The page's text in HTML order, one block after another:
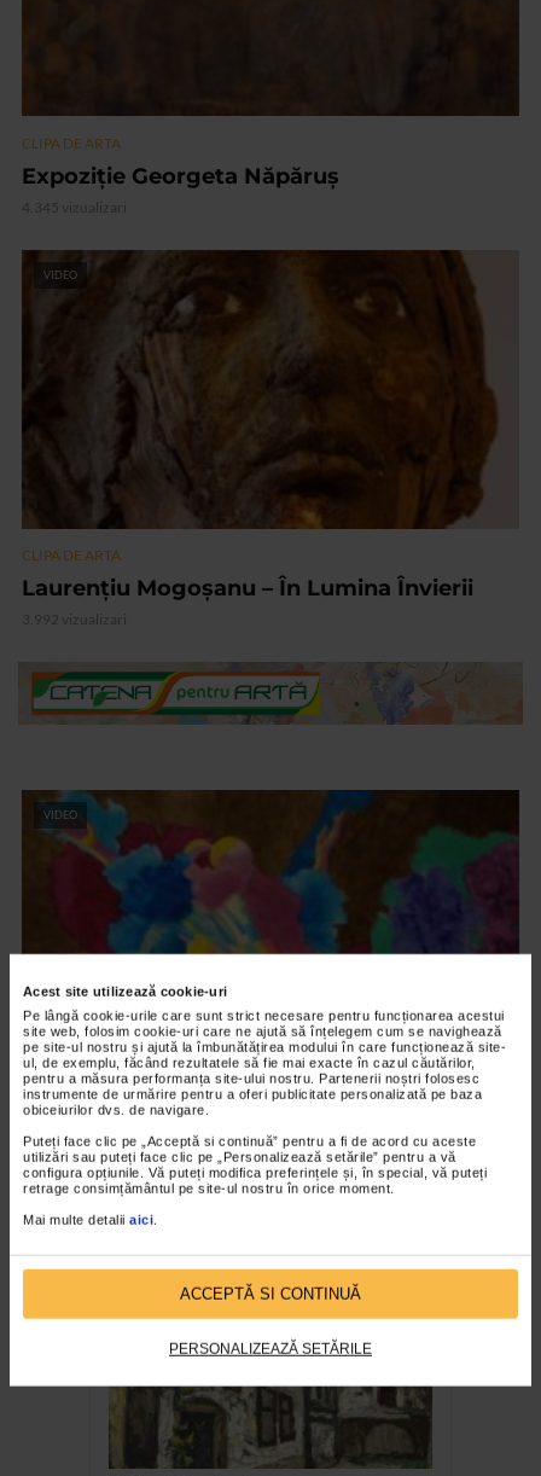
Acest site utilizează cookie-uri
Pe lângă cookie-urile care sunt strict necesare pentru funcționarea acestui
site web, folosim cookie-uri care ne ajută să înțelegem cum se navighează
pe site-ul nostru și ajută la îmbunătățirea modului în care funcționează site-
ul, de exemplu, făcând rezultatele să fie mai exacte în cazul căutărilor,
pentru a măsura performanța site-ului nostru. Partenerii noștri folosesc
instrumente de urmărire pentru a oferi publicitate personalizată pe baza
obiceiurilor dvs. de navigare.
Puteți face clic pe „Acceptă si continuă” pentru a fi de acord cu aceste
utilizări sau puteți face clic pe „Personalizează setările” pentru a vă
configura opțiunile. Vă puteți modifica preferințele și, în special, vă puteți
retrage consimțământul pe site-ul nostru în orice moment.
Mai multe detalii aici.
ACCEPTĂ SI CONTINUĂ
PERSONALIZEAZĂ SETĂRILE
CLIPA DE ARTA
Expoziție Georgeta Năpăruș
4.345 vizualizari
VIDEO
CLIPA DE ARTA
Laurențiu Mogoșanu – În Lumina Învierii
3.992 vizualizari
VIDEO
CLIPA DE ARTA
Alexandru Mărginean şi Teodor Ştefan – De
la serialism la post-structuralism
3.695 vizualizari
RECOMANDĂRI